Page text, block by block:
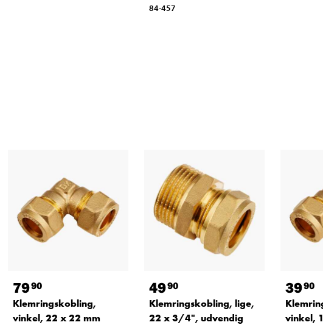
84-457
7990
Klemringskobling,
vinkel, 22 x 22 mm
4990
Klemringskobling, lige,
22 x 3/4", udvendig
3990
vinkel,